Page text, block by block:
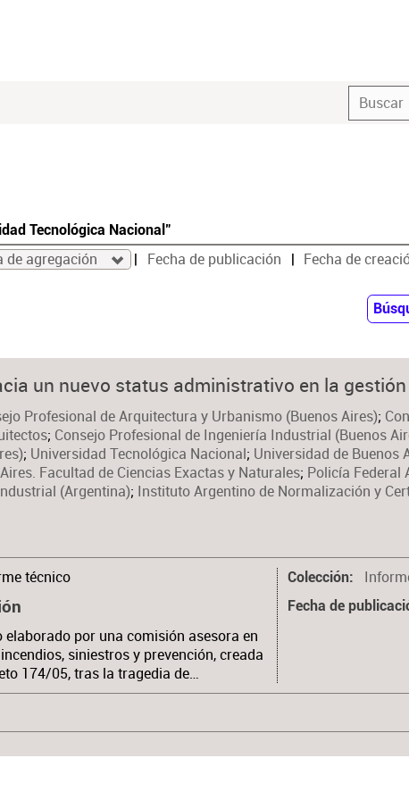
Tecnológica Nacional"
de agregación Fecha de publicación Fecha de
un nuevo status administrativo en la
Profesional de Arquitectura y Urbanismo (Buenos Aires);
; Consejo Profesional de Ingeniería Industrial (Buenos
; Universidad Tecnológica Nacional; Universidad de Buenos
Facultad de Ciencias Exactas y Naturales; Policía Federal
(Argentina); Instituto Argentino de Normalización y
técnico
elaborado por una comisión asesora en
siniestros y prevención, creada
174/05, tras la tragedia de…
Colección
Fecha de